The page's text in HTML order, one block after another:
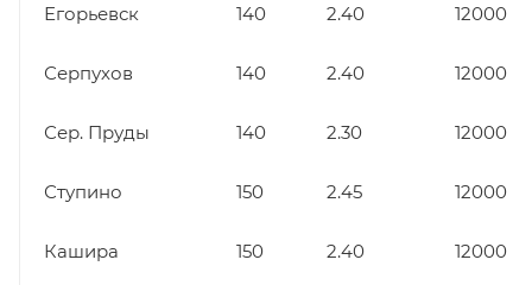
Егорьевск 140 2.40 12000
Серпухов 140 2.40 12000
Сер. Пруды 140 2.30 12000
Ступино 150 2.45 12000
Кашира 150 2.40 12000